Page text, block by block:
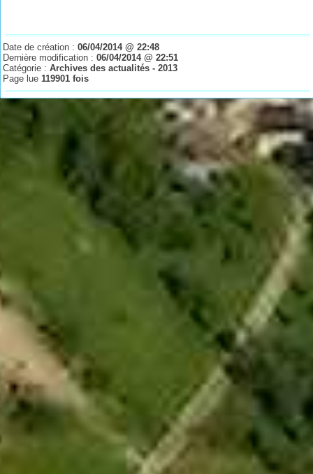
Date de création :06/04/2014 @ 22:48
Dernière modification :06/04/2014 @ 22:51
Catégorie :Archives des actualités - 2013
Page lue119901 fois